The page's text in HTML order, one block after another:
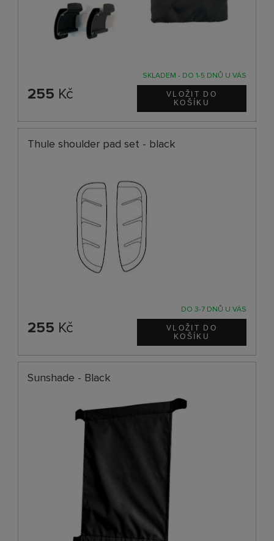
SKLADEM - DO 1-5 DNŮ U VÁS
255 Kč
Thule shoulder pad set - black
DO 3-7 DNŮ U VÁS
255 Kč
Sunshade - Black